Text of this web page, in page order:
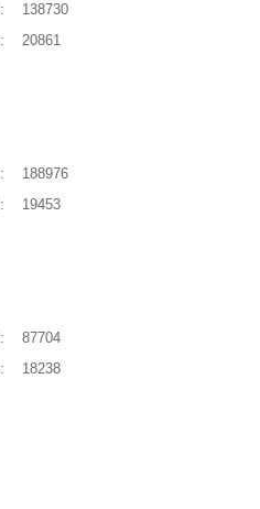
:
138730
: 20861
:
188976
: 19453
:
87704
: 18238